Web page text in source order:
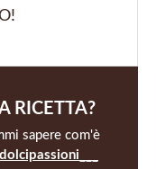
RICETTA?
sapere com'è